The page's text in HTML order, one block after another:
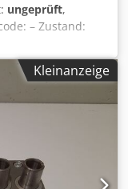
ungeprüft,
– Zustand:
– Kompatible
– TECHNO
einen
Chedpfx Asv Hp
Kleinanzeige